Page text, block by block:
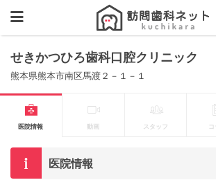
せきかつひろ歯科口腔クリニック
熊本県熊本市南区馬渡２－１－１
医院情報 動画 スタッフ
医院情報